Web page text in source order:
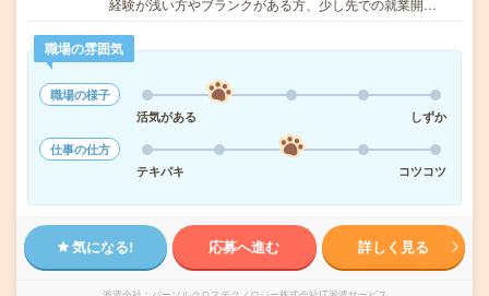
経験が浅い方やブランクがある方、少し先での就業開…
職場の雰囲気
職場の様子
活気がある
しずか
仕事の仕方
テキパキ
コツコツ
気になる! 応募へ進む 詳しく見る